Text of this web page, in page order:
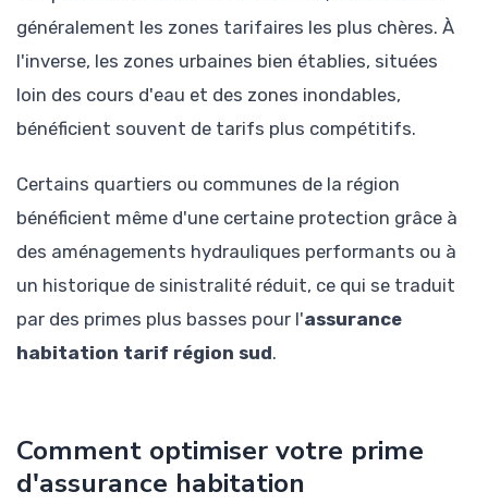
généralement les zones tarifaires les plus chères. À
l'inverse, les zones urbaines bien établies, situées
loin des cours d'eau et des zones inondables,
bénéficient souvent de tarifs plus compétitifs.
Certains quartiers ou communes de la région
bénéficient même d'une certaine protection grâce à
des aménagements hydrauliques performants ou à
un historique de sinistralité réduit, ce qui se traduit
par des primes plus basses pour l'assurance
habitation tarif région sud.
Comment optimiser votre prime
d'assurance habitation